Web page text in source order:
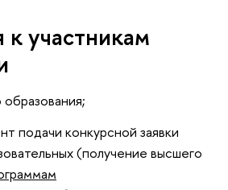
к участникам
подачи конкурсной заявки
(получение высшего